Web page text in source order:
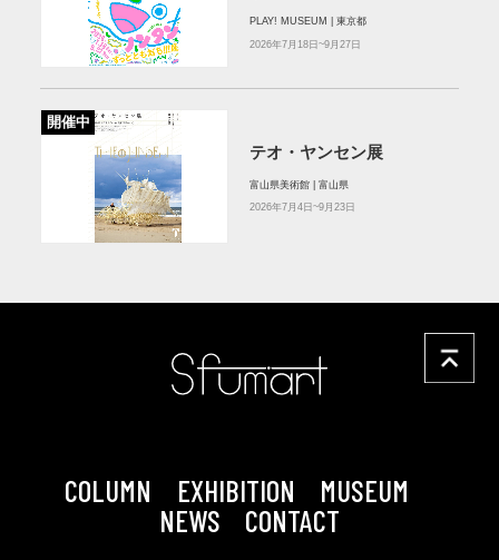
PLAY! MUSEUM | 東京都
2026年7月18日~9月27日
開催中
テオ・ヤンセン展
富山県美術館 | 富山県
2026年7月4日~9月23日
COLUMN EXHIBITION
MUSEUM
NEWS
CONTACT